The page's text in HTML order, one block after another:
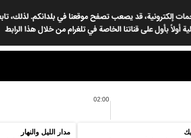
02:00
مدار الليل والنهار